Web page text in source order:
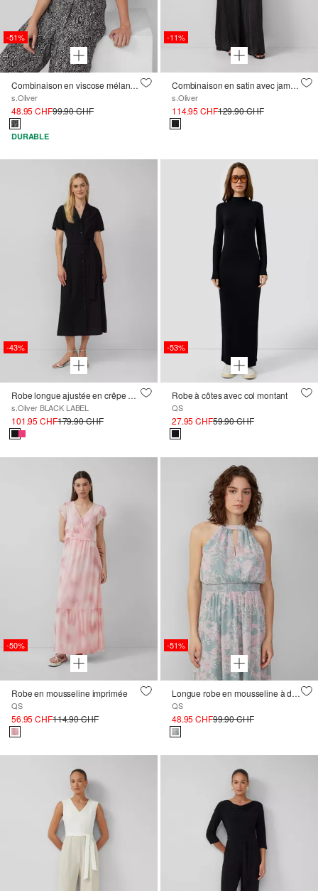
-51%
Combinaison en viscose mélangée texturée à bretelles réglables
s.Oliver
48.95 CHF99.90 CHF
DURABLE
-11%
Combinaison en satin avec jambes extra-larges
s.Oliver
114.95 CHF129.90 CHF
-43%
Robe longue ajustée en crêpe avec col à revers et ceinture à nouer
s.Oliver BLACK LABEL
101.95 CHF179.90 CHF
-53%
Robe à côtes avec col montant
QS
27.95 CHF59.90 CHF
-50%
Robe en mousseline imprimée
QS
56.95 CHF114.90 CHF
-51%
Longue robe en mousseline à détail smocké
QS
48.95 CHF99.90 CHF